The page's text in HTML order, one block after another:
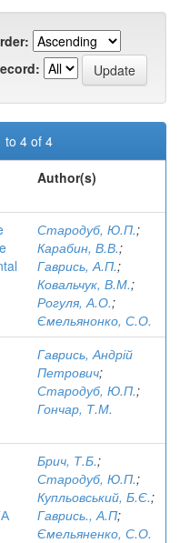
to 4 of 4
Author(s)
Стародуб, Ю.П.;
Карабин, В.В.;
Гаврись, А.П.;
Ковальчук, В.М.;
Рогуля, А.О.;
Ємельянонко, С.О.
Гаврись, Андрій
Петрович;
Стародуб, Ю.П.;
Гончар, Т.М.
Брич, Т.Б.;
Стародуб, Ю.П.;
Купльовський, Б.Є.;
Гаврись., А.П;
Ємельяненко, С.О.